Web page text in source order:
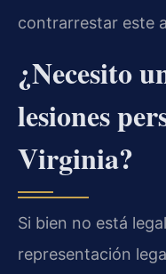
contrarrestar este
¿Necesito
lesiones
Virginia?
Si bien no está
representación